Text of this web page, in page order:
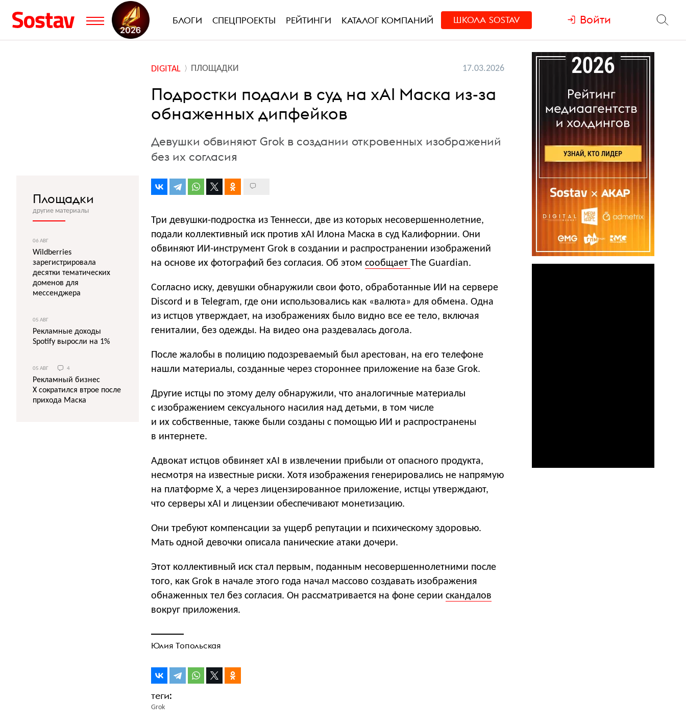
БЛОГИ СПЕЦПРОЕКТЫ РЕЙТИНГИ КАТАЛОГ КОМПАНИЙ ШКОЛА SOSTAV Войти
DIGITAL ПЛОЩАДКИ 17.03.2026
Подростки подали в суд на xAI Маска из-за
обнаженных дипфейков
Девушки обвиняют Grok в создании откровенных изображений
без их согласия
Три девушки-подростка из Теннесси, две из которых несовершеннолетние,
подали коллективный иск против xAI Илона Маска в суд Калифорнии. Они
обвиняют ИИ-инструмент Grok в создании и распространении изображений
на основе их фотографий без согласия. Об этом сообщает The Guardian.
​Согласно иску, девушки обнаружили свои фото, обработанные ИИ на сервере
Discord и в Telegram, где они использовались как «валюта» для обмена. Одна
из истцов утверждает, на изображениях было видно все ее тело, включая
гениталии, без одежды. На видео она раздевалась догола.
После жалобы в полицию подозреваемый был арестован, на его телефоне
нашли материалы, созданные через стороннее приложение на базе Grok.
Другие истцы по этому делу обнаружили, что аналогичные материалы
с изображением сексуального насилия над детьми, в том числе
и их собственные, также были созданы с помощью ИИ и распространены
в интернете.
​Адвокат истцов обвиняет xAI в извлечении прибыли от опасного продукта,
несмотря на известные риски. Хотя изображения генерировались не напрямую
на платформе X, а через лицензированное приложение, истцы утверждают,
что серверы xAI и лицензии обеспечивают монетизацию.
Они требуют компенсации за ущерб репутации и психическому здоровью.
Мать одной девочки описала панические атаки дочери.
​Этот коллективный иск стал первым, поданным несовершеннолетними после
того, как Grok в начале этого года начал массово создавать изображения
обнаженных тел без согласия. Он рассматривается на фоне серии скандалов
вокруг приложения.
Юлия Топольская
Grok
Площадки
другие материалы
06 АВГ
Wildberries
зарегистрировала
десятки тематических
доменов для
мессенджера
05 АВГ
Рекламные доходы
Spotify выросли на 1%
05 АВГ 4
Рекламный бизнес
X сократился втрое после
прихода Маска